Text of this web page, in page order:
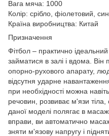
Вага мяча: 1000
Колір: срібло, фіолетовий,
Країна виробництва: Китай
Призначення
Фітбол – практично
займатися в залі і вдома.
опорно-рухового апарату,
відсутня ударне
при необхідності можна
речовин, розвиває м'язи тіла,
даної моделі полягає в
вправи, ви автоматично
зняти м'язову напругу і